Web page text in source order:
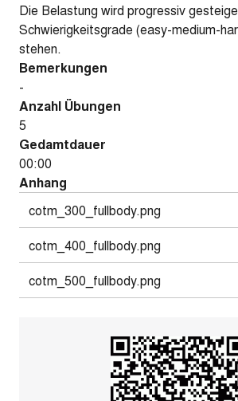
Die Belastung wird progressiv
Schwierigkeitsgrade (easy-medium-
stehen.
Bemerkungen
-
Anzahl Übungen
5
Gedamtdauer
00:00
Anhang
cotm_300_fullbody.png
cotm_400_fullbody.png
cotm_500_fullbody.png